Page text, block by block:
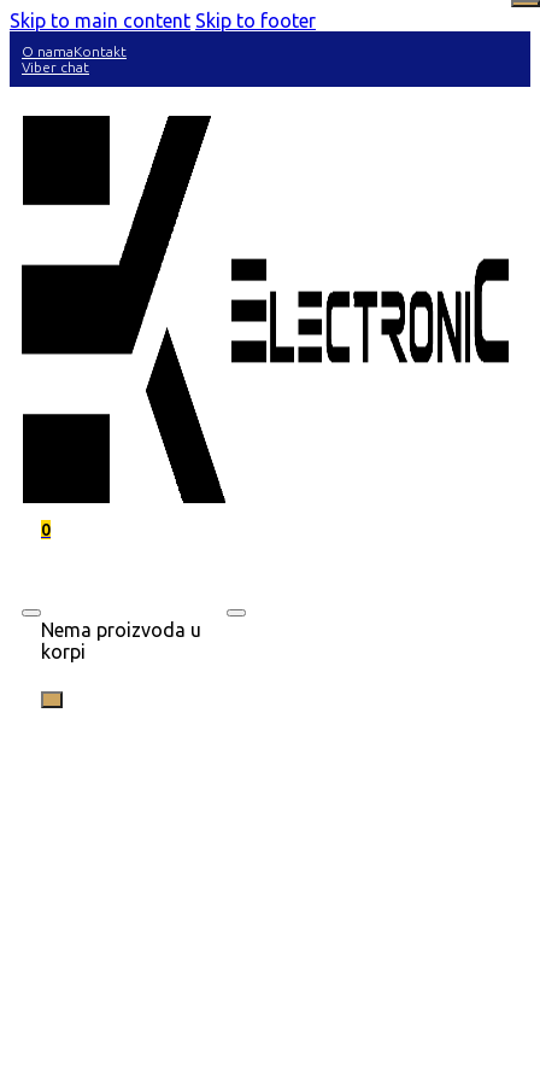
Skip to main content Skip to footer
O namaKontakt
Viber chat
0
Nema proizvoda u
korpi